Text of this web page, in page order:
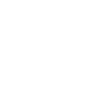
Splošna
Številni
izpostave